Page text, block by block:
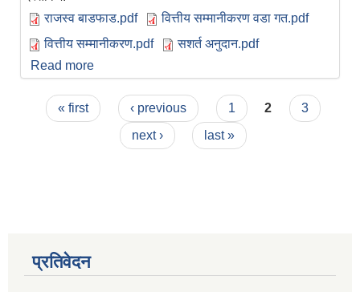
राजस्व बाडफाड.pdf
वित्तीय सम्मानीकरण वडा गत.pdf
वित्तीय सम्मानीकरण.pdf
सशर्त अनुदान.pdf
Read more
Pages
« first ‹ previous 1 2
3
next ›
last »
प्रतिवेदन